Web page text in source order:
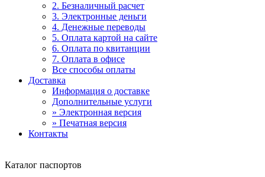
2. Безналичный расчет
3. Электронные деньги
4. Денежные переводы
5. Оплата картой на сайте
6. Оплата по квитанции
7. Оплата в офисе
Все способы оплаты
Доставка
Информация о доставке
Дополнительные услуги
» Электронная версия
» Печатная версия
Контакты
Каталог паспортов